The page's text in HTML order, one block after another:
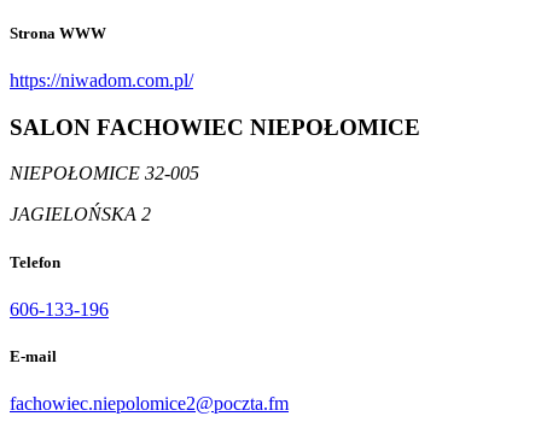
Strona WWW
https://niwadom.com.pl/
SALON FACHOWIEC NIEPOŁOMICE
NIEPOŁOMICE 32-005
JAGIELOŃSKA 2
Telefon
606-133-196
E-mail
fachowiec.niepolomice2@poczta.fm